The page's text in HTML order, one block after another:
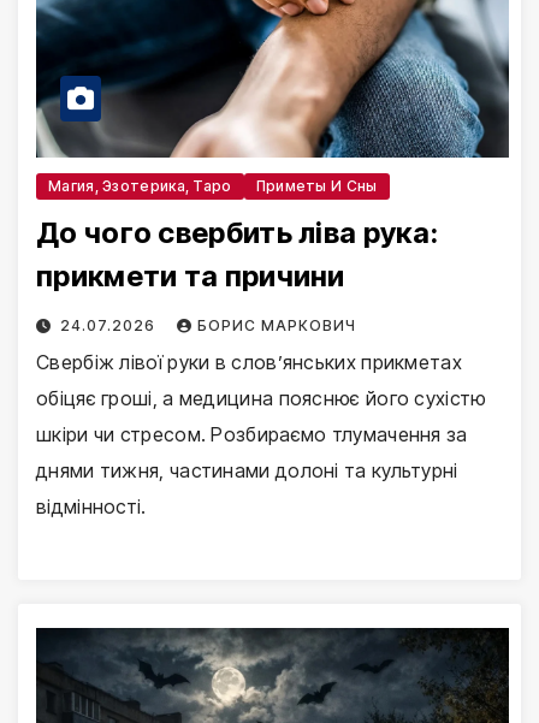
Магия, Эзотерика, Таро Приметы И Сны
До чого свербить ліва рука:
прикмети та причини
24.07.2026 БОРИС МАРКОВИЧ
Свербіж лівої руки в слов’янських прикметах
обіцяє гроші, а медицина пояснює його сухістю
шкіри чи стресом. Розбираємо тлумачення за
днями тижня, частинами долоні та культурні
відмінності.